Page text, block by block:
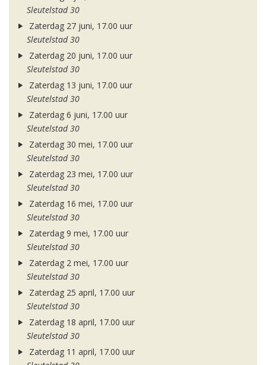
Sleutelstad 30
Zaterdag 27 juni, 17.00 uur
Sleutelstad 30
Zaterdag 20 juni, 17.00 uur
Sleutelstad 30
Zaterdag 13 juni, 17.00 uur
Sleutelstad 30
Zaterdag 6 juni, 17.00 uur
Sleutelstad 30
Zaterdag 30 mei, 17.00 uur
Sleutelstad 30
Zaterdag 23 mei, 17.00 uur
Sleutelstad 30
Zaterdag 16 mei, 17.00 uur
Sleutelstad 30
Zaterdag 9 mei, 17.00 uur
Sleutelstad 30
Zaterdag 2 mei, 17.00 uur
Sleutelstad 30
Zaterdag 25 april, 17.00 uur
Sleutelstad 30
Zaterdag 18 april, 17.00 uur
Sleutelstad 30
Zaterdag 11 april, 17.00 uur